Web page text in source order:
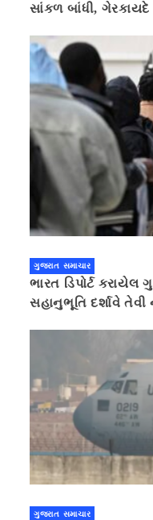
સાંકળ બાંધી,
ગુજરાત સમાચાર
ભારત ડિપોર્ટ
સહાનુભૂતિ દર્શાવે
ગુજરાત સમાચાર